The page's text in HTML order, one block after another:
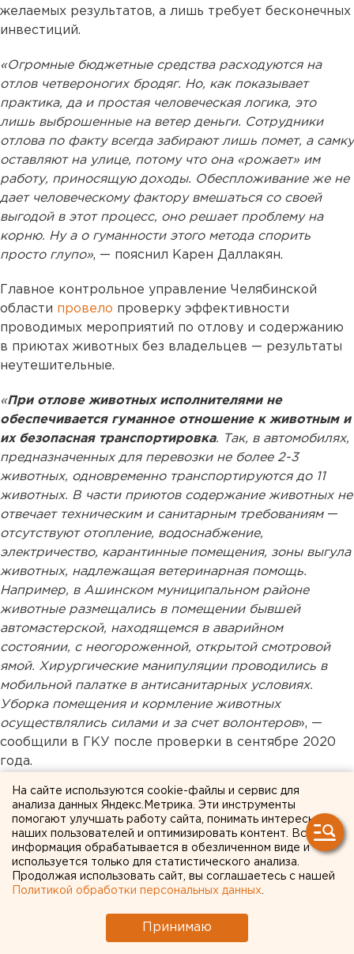
желаемых результатов, а лишь требует бесконечных
инвестиций.
«Огромные бюджетные средства расходуются на
отлов четвероногих бродяг. Но, как показывает
практика, да и простая человеческая логика, это
лишь выброшенные на ветер деньги. Сотрудники
отлова по факту всегда забирают лишь помет, а самку
оставляют на улице, потому что она «рожает» им
работу, приносящую доходы. Обеспложивание же не
дает человеческому фактору вмешаться со своей
выгодой в этот процесс, оно решает проблему на
корню. Ну а о гуманности этого метода спорить
просто глупо», — пояснил Карен Даллакян.
Главное контрольное управление Челябинской
области провело проверку эффективности
проводимых мероприятий по отлову и содержанию
в приютах животных без владельцев — результаты
неутешительные.
«При отлове животных исполнителями не
обеспечивается гуманное отношение к животным и
их безопасная транспортировка. Так, в автомобилях,
предназначенных для перевозки не более 2-3
животных, одновременно транспортируются до 11
животных. В части приютов содержание животных не
отвечает техническим и санитарным требованиям —
отсутствуют отопление, водоснабжение,
электричество, карантинные помещения, зоны выгула
животных, надлежащая ветеринарная помощь.
Например, в Ашинском муниципальном районе
животные размещались в помещении бывшей
автомастерской, находящемся в аварийном
состоянии, с неогороженной, открытой смотровой
ямой. Хирургические манипуляции проводились в
мобильной палатке в антисанитарных условиях.
Уборка помещения и кормление животных
осуществлялись силами и за счет волонтеров», —
сообщили в ГКУ после проверки в сентябре 2020
года.
Активистыжалуются на своры собак, которые
нападают на людей.
Я увидел, как над животным
издеваются. Что делать?
На сайте используются cookie-файлы и сервис для
анализа данных Яндекс.Метрика. Эти инструменты
помогают улучшать работу сайта, понимать интересы
наших пользователей и оптимизировать контент. Вся
информация обрабатывается в обезличенном виде и
используется только для статистического анализа.
Продолжая использовать сайт, вы соглашаетесь с нашей
Политикой обработки персональных данных
Принимаю